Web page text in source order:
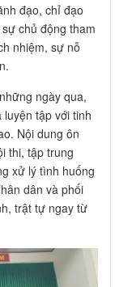
đạo, chỉ đạo
chủ động tham
nhiệm, sự nỗ
ngày qua,
tập với tinh
Nội dung ôn
thi, tập trung
xử lý tình huống
dân và phối
trật tự ngay từ